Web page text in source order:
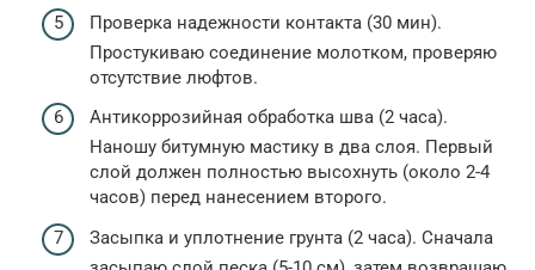
Проверка надежности контакта (30 мин).
Простукиваю соединение молотком, проверяю
отсутствие люфтов.
Антикоррозийная обработка шва (2 часа).
Наношу битумную мастику в два слоя. Первый
слой должен полностью высохнуть (около 2-4
часов) перед нанесением второго.
Засыпка и уплотнение грунта (2 часа). Сначала